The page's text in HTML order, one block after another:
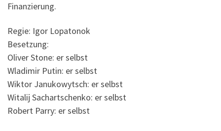
Finanzierung.
Regie: Igor Lopatonok
Besetzung:
Oliver Stone: er selbst
Wladimir Putin: er selbst
Wiktor Janukowytsch: er selbst
Witalij Sachartschenko: er selbst
Robert Parry: er selbst